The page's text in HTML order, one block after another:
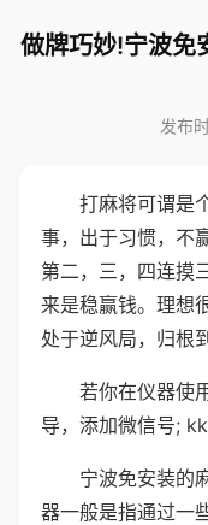
做牌巧妙!宁波免
发布
打麻将可谓是
事，出于习惯，不
第二，三，四连摸
来是稳赢钱。理想
处于逆风局，归根
若你在仪器使
导，添加微信号;
宁波免安装的
器一般是指通过一